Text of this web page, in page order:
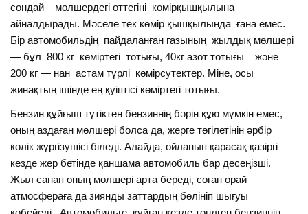
сондай мөлшердегі оттегіні көмірқышқылына
айналдырады. Мәселе тек көмір қышқылында ғана емес.
Бір автомобильдің пайдаланған газының жылдық мөлшері
— бұл 800 кг көміртегі тотығы, 40кг азот тотығы және
200 кг — нан астам түрлі көмірсутектер. Міне, осы
жинақтың ішінде ең қуіптісі көміртегі тотығы.
Бензин құйғыш түтіктен бензиннің бәрін құю мүмкін емес,
оның аздаған мөлшері болса да, жерге төгілетінін әрбір
көлік жүргізушісі біледі. Алайда, ойланып қарасақ қазіргі
кезде жер бетінде қаншама автомобиль бар десеңізші.
Жыл санап оның мөлшері арта береді, соған орай
атмосфераға да зиянды заттардың бөлініп шығуы